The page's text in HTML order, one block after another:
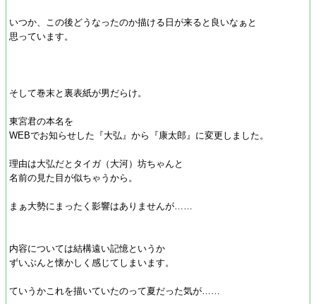
いつか、この後どうなったのか描ける日が来ると良いなぁと
思っています。
そして巻末と裏表紙が男だらけ。
東宮君の本名を
WEBでお知らせした『大弘』から『康太郎』に変更しました。
理由は大弘だとタイガ（大河）坊ちゃんと
名前の見た目が似ちゃうから。
まぁ大勢にまったく影響はありませんが……
内容については結構遠い記憶というか
ずいぶんと懐かしく感じてしまいます。
ていうかこれを描いていたのって夏だった気が……